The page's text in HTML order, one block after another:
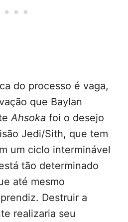
do processo é vaga,
que Baylan
Ahsoka foi o desejo
Jedi/Sith, que tem
um ciclo interminável
tão determinado
até mesmo
Destruir a
realizaria seu